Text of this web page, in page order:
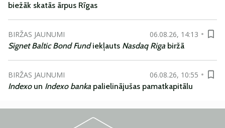
biežāk skatās ārpus Rīgas
BIRŽAS JAUNUMI
06.08.26, 14:13
Signet Baltic Bond Fundiekļauts Nasdaq Riga biržā
BIRŽAS JAUNUMI
06.08.26, 10:55
Indexoun Indexo banka palielinājušas pamatkapitālu